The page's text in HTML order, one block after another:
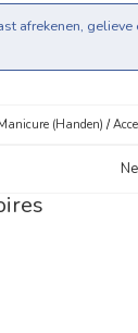
afrekenen, gelieve
(Handen) /